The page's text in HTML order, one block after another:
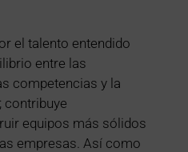
el talento entendido
entre las
competencias y la
contribuye
equipos más sólidos
empresas. Así como